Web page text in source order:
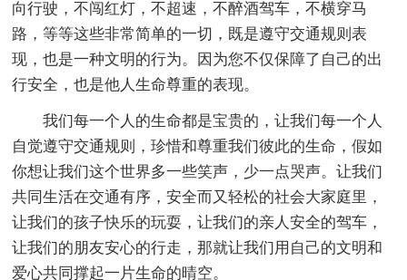
向行驶，不闯红灯，不超速，不醉酒驾车，不横穿马
路，等等这些非常简单的一切，既是遵守交通规则表
现，也是一种文明的行为。因为您不仅保障了自己的出
行安全，也是他人生命尊重的表现。
我们每一个人的生命都是宝贵的，让我们每一个人
自觉遵守交通规则，珍惜和尊重我们彼此的生命，假如
你想让我们这个世界多一些笑声，少一点哭声。让我们
共同生活在交通有序，安全而又轻松的社会大家庭里，
让我们的孩子快乐的玩耍，让我们的亲人安全的驾车，
让我们的朋友安心的行走，那就让我们用自己的文明和
爱心共同撑起一片生命的晴空。